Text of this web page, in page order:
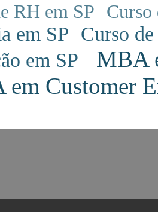
RH em SP Curso
em SP Curso
em SP
MBA
em Customer